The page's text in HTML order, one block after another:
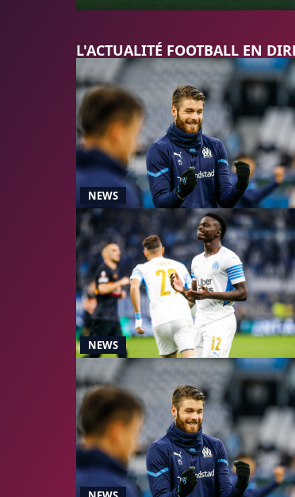
L'ACTUALITÉ FOOTBALL EN
NEWS
NEWS